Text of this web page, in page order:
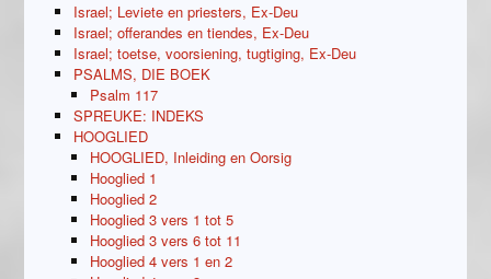
Israel; Leviete en priesters, Ex-Deu
Israel; offerandes en tiendes, Ex-Deu
Israel; toetse, voorsiening, tugtiging, Ex-Deu
PSALMS, DIE BOEK
Psalm 117
SPREUKE: INDEKS
HOOGLIED
HOOGLIED, Inleiding en Oorsig
Hooglied 1
Hooglied 2
Hooglied 3 vers 1 tot 5
Hooglied 3 vers 6 tot 11
Hooglied 4 vers 1 en 2